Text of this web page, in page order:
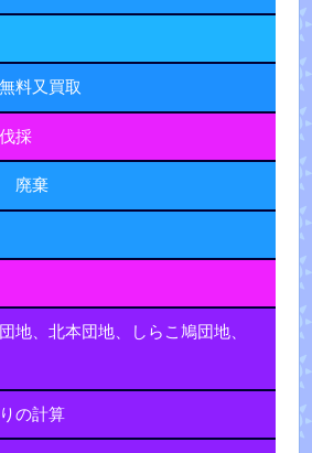
料又買取
採
廃棄
地、北本団地、しらこ鳩団地、
の計算